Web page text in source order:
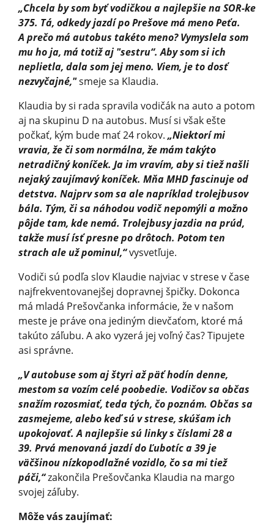
„Chcela by som byť vodičkou a najlepšie na SOR-ke
375. Tá, odkedy jazdí po Prešove má meno Peťa.
A prečo má autobus takéto meno? Vymyslela som
mu ho ja, má totiž aj "sestru“. Aby som si ich
neplietla, dala som jej meno. Viem, je to dosť
nezvyčajné,"smeje sa Klaudia.
Klaudia by si rada spravila vodičák na auto a potom
aj na skupinu D na autobus. Musí si však ešte
počkať, kým bude mať 24 rokov. „Niektorí mi
vravia, že či som normálna, že mám takýto
netradičný koníček. Ja im vravím, aby si tiež našli
nejaký zaujímavý koníček. Mňa MHD fascinuje od
detstva. Najprv som sa ale napríklad trolejbusov
bála. Tým, či sa náhodou vodič nepomýli a možno
pôjde tam, kde nemá. Trolejbusy jazdia na prúd,
takže musí ísť presne po drôtoch. Potom ten
strach ale už pominul,“vysvetľuje.
Vodiči sú podľa slov Klaudie najviac v strese v čase
najfrekventova­nejšej dopravnej špičky. Dokonca
má mladá Prešovčanka informácie, že v našom
meste je práve ona jediným dievčaťom, ktoré má
takúto záľubu. A ako vyzerá jej voľný čas? Tipujete
asi správne.
„V autobuse som aj štyri až päť hodín denne,
mestom sa vozím celé poobedie. Vodičov sa občas
snažím rozosmiať, teda tých, čo poznám. Občas sa
zasmejeme, alebo keď sú v strese, skúšam ich
upokojovať. A najlepšie sú linky s číslami 28 a
39. Prvá menovaná jazdí do Ľubotíc a 39 je
väčšinou nízkopodlažné vozidlo, čo sa mi tiež
páči,“zakončila Prešovčanka Klaudia na margo
svojej záľuby.
Môže vás zaujímať: